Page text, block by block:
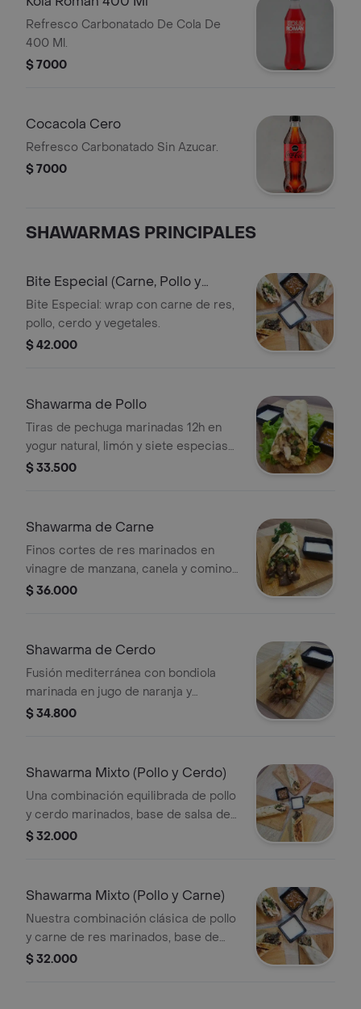
Refresco Carbonatado De Cola De
400 Ml.
$ 7000
Cocacola Cero
Refresco Carbonatado Sin Azucar.
$ 7000
SHAWARMAS PRINCIPALES
Bite Especial (Carne, Pollo y
Cerdo)
Bite Especial: wrap con carne de res,
pollo, cerdo y vegetales.
$ 42.000
Shawarma de Pollo
Tiras de pechuga marinadas 12h en
yogur natural, limón y siete especias
árabes. Pan artesanal, vegetales
$ 33.500
Shawarma de Carne
Finos cortes de res marinados en
vinagre de manzana, canela y comino.
Acompañado de tomate, cebolla con
$ 36.000
Shawarma de Cerdo
Fusión mediterránea con bondiola
marinada en jugo de naranja y
pimentón ahumado. Se sirve con
$ 34.800
Shawarma Mixto (Pollo y Cerdo)
Una combinación equilibrada de pollo
y cerdo marinados, base de salsa de
ajo, vegetales frescos y salsa de
$ 32.000
Shawarma Mixto (Pollo y Carne)
Nuestra combinación clásica de pollo
y carne de res marinados, base de
salsa de ajo, vegetales frescos y salsa
$ 32.000